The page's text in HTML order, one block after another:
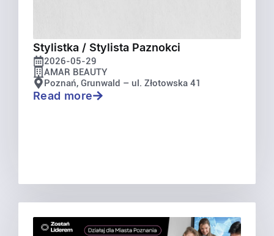
Stylistka / Stylista Paznokci
2026-05-29
AMAR BEAUTY
Poznań, Grunwald – ul. Złotowska 41
Read more